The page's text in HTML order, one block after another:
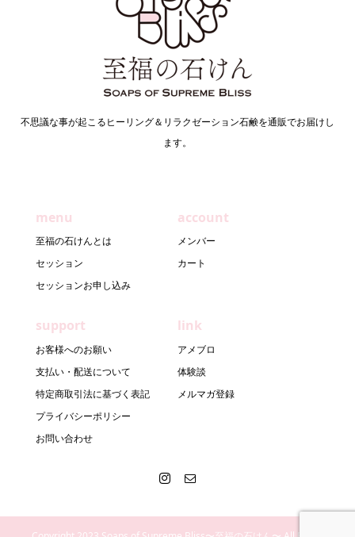
不思議な事が起こるヒーリング＆リラクゼーション石鹸を通販でお届けし
ます。
menu
至福の石けんとは
セッション
セッションお申し込み
account
メンバー
カート
support
お客様へのお願い
支払い・配送について
特定商取引法に基づく表記
プライバシーポリシー
お問い合わせ
link
アメブロ
体験談
メルマガ登録